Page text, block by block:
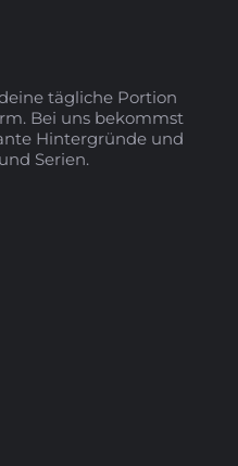
tägliche Portion
Bei uns bekommst
Hintergründe und
Serien.